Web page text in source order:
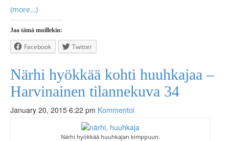
(more…)
Jaa tämä muillekin:
Facebook Twitter
Närhi hyökkää kohti huuhkajaa –
Harvinainen tilannekuva 34
January 20, 2015 6:22 pm Kommentoi
Närhi hyökkää huuhkajan kimppuun.